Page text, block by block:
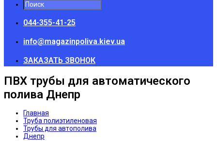
044-355-41-25
info@magazinpoliva.kiev.ua
ЗАКАЗАТЬ ЗВОНОК
ПВХ трубы для автоматического
полива Днепр
Главная
Труба полиэтиленовая
Трубы для автополива
Днепр